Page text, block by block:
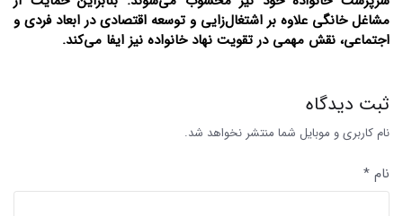
مشاغل خانگی علاوه بر اشتغال‌زایی و توسعه اقتصادی در ابعاد فردی و
اجتماعی، نقش مهمی در تقویت نهاد خانواده نیز ایفا می‌کند.
ثبت دیدگاه
نام کاربری و موبایل شما منتشر نخواهد شد.
نام *